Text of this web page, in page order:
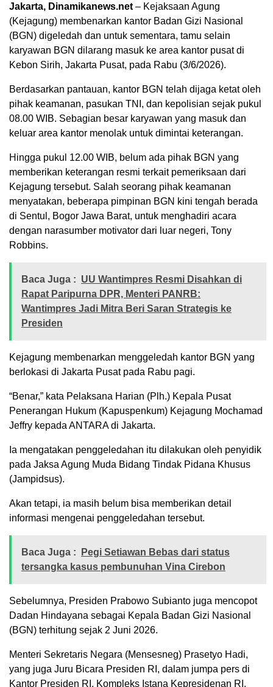
Jakarta, Dinamikanews.net – Kejaksaan Agung
(Kejagung) membenarkan kantor Badan Gizi Nasional
(BGN) digeledah dan untuk sementara, tamu selain
karyawan BGN dilarang masuk ke area kantor pusat di
Kebon Sirih, Jakarta Pusat, pada Rabu (3/6/2026).
Berdasarkan pantauan, kantor BGN telah dijaga ketat oleh
pihak keamanan, pasukan TNI, dan kepolisian sejak pukul
08.00 WIB. Sebagian besar karyawan yang masuk dan
keluar area kantor menolak untuk dimintai keterangan.
Hingga pukul 12.00 WIB, belum ada pihak BGN yang
memberikan keterangan resmi terkait pemeriksaan dari
Kejagung tersebut. Salah seorang pihak keamanan
menyatakan, beberapa pimpinan BGN kini tengah berada
di Sentul, Bogor Jawa Barat, untuk menghadiri acara
dengan narasumber motivator dari luar negeri, Tony
Robbins.
Baca Juga : UU Wantimpres Resmi Disahkan di
Rapat Paripurna DPR, Menteri PANRB:
Wantimpres Jadi Mitra Beri Saran Strategis ke
Presiden
Kejagung membenarkan menggeledah kantor BGN yang
berlokasi di Jakarta Pusat pada Rabu pagi.
“Benar,” kata Pelaksana Harian (Plh.) Kepala Pusat
Penerangan Hukum (Kapuspenkum) Kejagung Mochamad
Jeffry kepada ANTARA di Jakarta.
Ia mengatakan penggeledahan itu dilakukan oleh penyidik
pada Jaksa Agung Muda Bidang Tindak Pidana Khusus
(Jampidsus).
Akan tetapi, ia masih belum bisa memberikan detail
informasi mengenai penggeledahan tersebut.
Baca Juga :
Pegi Setiawan Bebas dari status
tersangka kasus pembunuhan Vina Cirebon
Sebelumnya, Presiden Prabowo Subianto juga mencopot
Dadan Hindayana sebagai Kepala Badan Gizi Nasional
(BGN) terhitung sejak 2 Juni 2026.
Menteri Sekretaris Negara (Mensesneg) Prasetyo Hadi,
yang juga Juru Bicara Presiden RI, dalam jumpa pers di
Kantor Presiden RI, Kompleks Istana Kepresidenan RI,